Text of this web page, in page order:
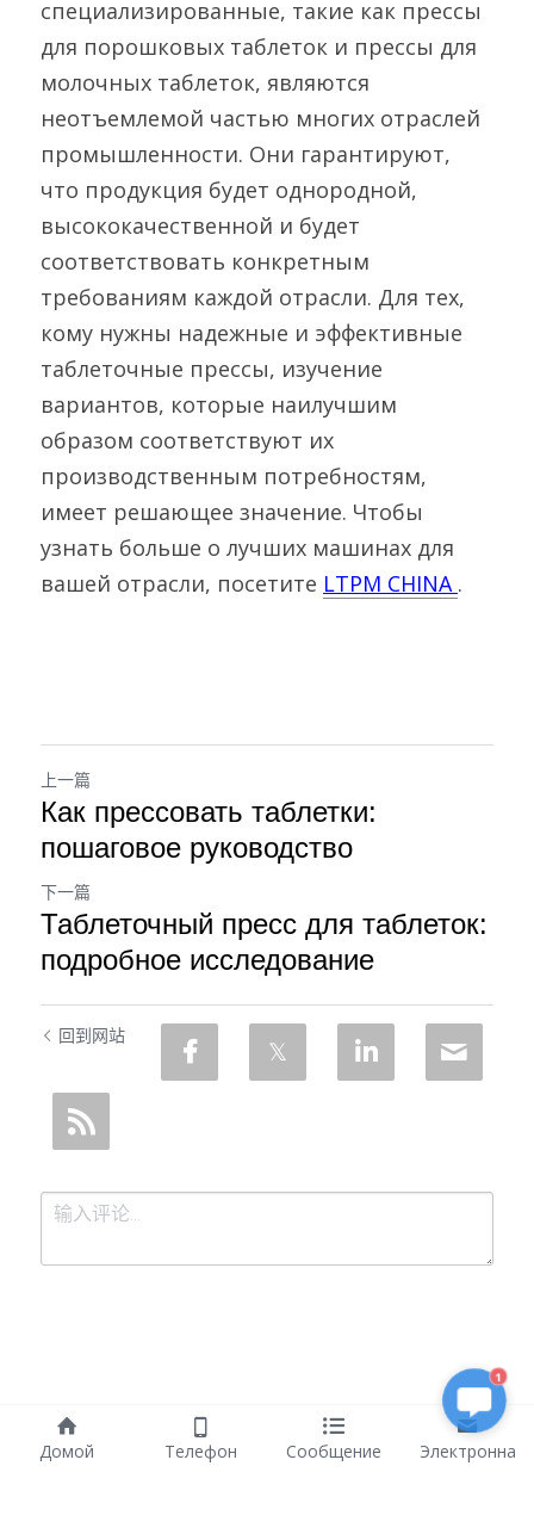
специализированные, такие как прессы
для порошковых таблеток и прессы для
молочных таблеток, являются
неотъемлемой частью многих отраслей
промышленности. Они гарантируют,
что продукция будет однородной,
высококачественной и будет
соответствовать конкретным
требованиям каждой отрасли. Для тех,
кому нужны надежные и эффективные
таблеточные прессы, изучение
вариантов, которые наилучшим
образом соответствуют их
производственным потребностям,
имеет решающее значение. Чтобы
узнать больше о лучших машинах для
вашей отрасли, посетите LTPM CHINA .
上一篇
Как прессовать таблетки:
пошаговое руководство
下一篇
Таблеточный пресс для таблеток:
подробное исследование
回到网站
提交 取消
1
Домой Телефон Сообщение Электронна